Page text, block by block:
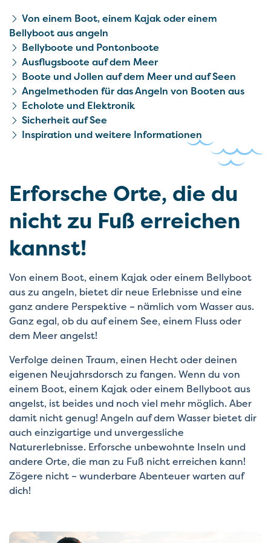
Von einem Boot, einem Kajak oder einem
Bellyboot aus angeln
Bellyboote und Pontonboote
Ausflugsboote auf dem Meer
Boote und Jollen auf dem Meer und auf Seen
Angelmethoden für das Angeln von Booten aus
Echolote und Elektronik
Sicherheit auf See
Inspiration und weitere Infor­mationen
Erforsche Orte, die du
nicht zu Fuß erreichen
kannst!
Von einem Boot, einem Kajak oder einem Bellyboot
aus zu angeln, bietet dir neue Erlebnisse und eine
ganz andere Perspektive – nämlich vom Wasser aus.
Ganz egal, ob du auf einem See, einem Fluss oder
dem Meer angelst!
Verfolge deinen Traum, einen Hecht oder deinen
eigenen Neujahrsdorsch zu fangen. Wenn du von
einem Boot, einem Kajak oder einem Bellyboot aus
angelst, ist beides und noch viel mehr möglich. Aber
damit nicht genug! Angeln auf dem Wasser bietet dir
auch einzigartige und unvergessliche
Naturerlebnisse. Erforsche unbewohnte Inseln und
andere Orte, die man zu Fuß nicht erreichen kann!
Zögere nicht – wunderbare Abenteuer warten auf
dich!